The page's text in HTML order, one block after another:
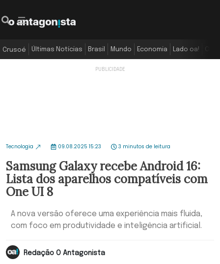
Crusoé Últimas Notícias Brasil Mundo Economia Lado oa!
Tecnologia 09.08.2025 15:23 3 minutos de leitura
Samsung Galaxy recebe Android 16:
Lista dos aparelhos compatíveis com
One UI 8
A nova versão oferece uma experiência mais fluida,
com foco em produtividade e inteligência artificial.
Redação O Antagonista